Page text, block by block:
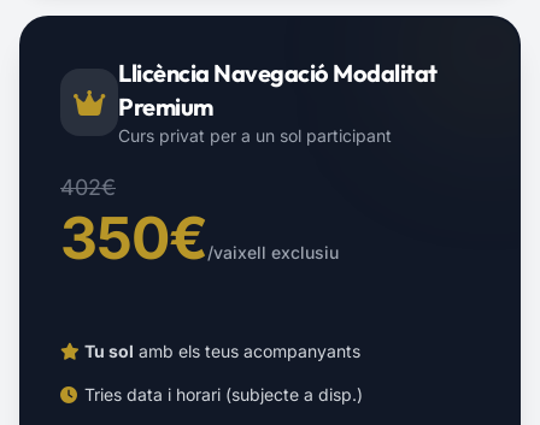
Llicència Navegació Modalitat
Premium
Curs privat per a un sol participant
402€
350€/vaixell exclusiu
Tu sol amb els teus acompanyants
Tries data i horari (subjecte a disp.)